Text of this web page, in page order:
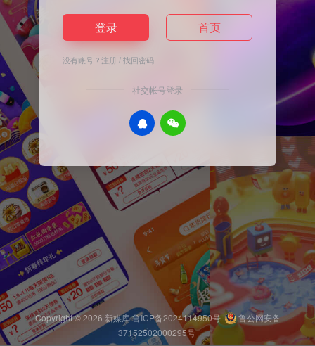
登录 首页
没有账号？注册 /找回密码
社交帐号登录
Copyright © 2026 新媒库鲁ICP备2024114950号
鲁公网安备
37152502000295号